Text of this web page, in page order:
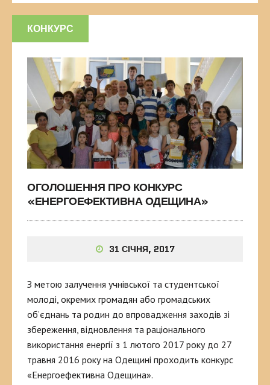
КОНКУРС
ОГОЛОШЕННЯ ПРО КОНКУРС
«ЕНЕРГОЕФЕКТИВНА ОДЕЩИНА»
31 СІЧНЯ, 2017
З метою залучення учнівської та студентської
молоді, окремих громадян або громадських
об’єднань та родин до впровадження заходів зі
збереження, відновлення та раціонального
використання енергії з 1 лютого 2017 року до 27
травня 2016 року на Одещині проходить конкурс
«Енергоефективна Одещина».